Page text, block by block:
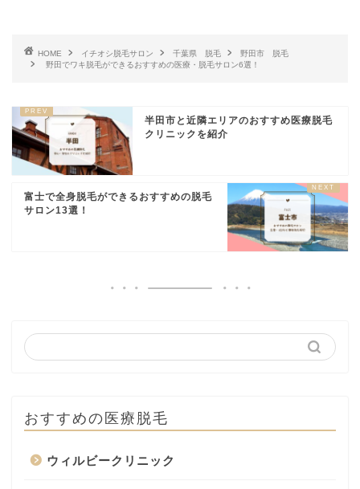
HOME イチオシ脱毛サロン 千葉県 脱毛
野田市 脱毛
野田でワキ脱毛ができるおすすめの医療・脱毛サロン6選！
半田市と近隣エリアのおすすめ医療脱毛
クリニックを紹介
富士で全身脱毛ができるおすすめの脱毛
サロン13選！
おすすめの医療脱毛
ウィルビークリニック